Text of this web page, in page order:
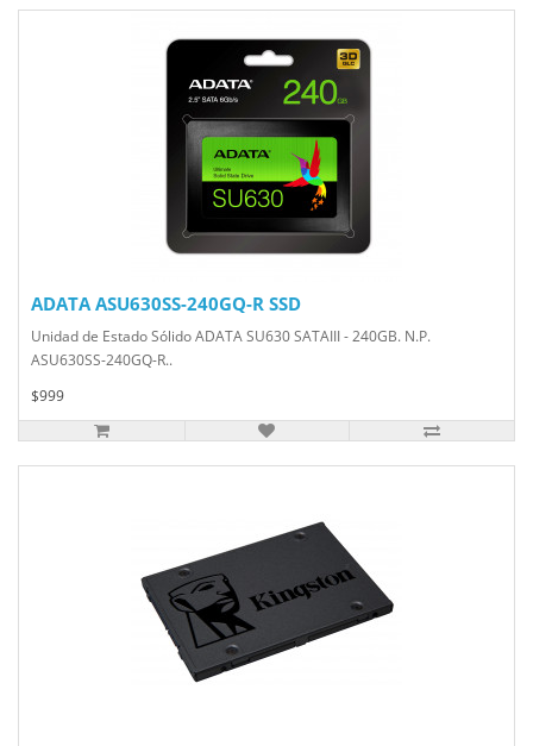
ADATA ASU630SS-240GQ-R SSD
Unidad de Estado Sólido ADATA SU630 SATAIII - 240GB. N.P.
ASU630SS-240GQ-R..
$999